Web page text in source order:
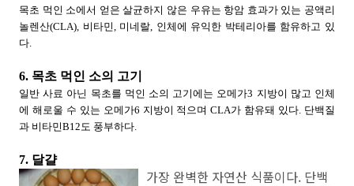
목초 먹인 소에서 얻은 살균하지 않은 우유는 항암 효과가 있는 공액리
놀렌산(CLA), 비타민, 미네랄, 인체에 유익한 박테리아를 함유하고 있
다.
6. 목초 먹인 소의 고기
일반 사료 아닌 목초를 먹인 소의 고기에는 오메가3 지방이 많고 인체
에 해로울 수 있는 오메가6 지방이 적으며 CLA가 함유돼 있다. 단백질
과 비타민B12도 풍부하다.
7. 달걀
가장 완벽한 자연산 식품이다. 단백